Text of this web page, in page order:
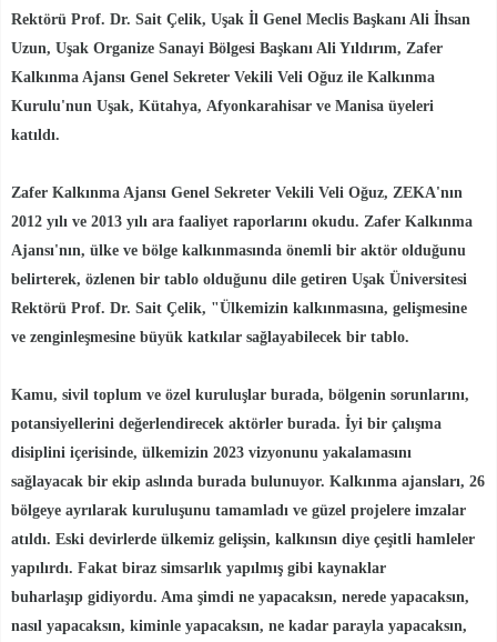
Rektörü Prof. Dr. Sait Çelik, Uşak İl Genel Meclis Başkanı Ali İhsan
Uzun, Uşak Organize Sanayi Bölgesi Başkanı Ali Yıldırım, Zafer
Kalkınma Ajansı Genel Sekreter Vekili Veli Oğuz ile Kalkınma
Kurulu'nun Uşak, Kütahya, Afyonkarahisar ve Manisa üyeleri
katıldı.
Zafer Kalkınma Ajansı Genel Sekreter Vekili Veli Oğuz, ZEKA'nın
2012 yılı ve 2013 yılı ara faaliyet raporlarını okudu. Zafer Kalkınma
Ajansı'nın, ülke ve bölge kalkınmasında önemli bir aktör olduğunu
belirterek, özlenen bir tablo olduğunu dile getiren Uşak Üniversitesi
Rektörü Prof. Dr. Sait Çelik, "Ülkemizin kalkınmasına, gelişmesine
ve zenginleşmesine büyük katkılar sağlayabilecek bir tablo.
Kamu, sivil toplum ve özel kuruluşlar burada, bölgenin sorunlarını,
potansiyellerini değerlendirecek aktörler burada. İyi bir çalışma
disiplini içerisinde, ülkemizin 2023 vizyonunu yakalamasını
sağlayacak bir ekip aslında burada bulunuyor. Kalkınma ajansları, 26
bölgeye ayrılarak kuruluşunu tamamladı ve güzel projelere imzalar
atıldı. Eski devirlerde ülkemiz gelişsin, kalkınsın diye çeşitli hamleler
yapılırdı. Fakat biraz simsarlık yapılmış gibi kaynaklar
buharlaşıp gidiyordu. Ama şimdi ne yapacaksın, nerede yapacaksın,
nasıl yapacaksın, kiminle yapacaksın, ne kadar parayla yapacaksın,